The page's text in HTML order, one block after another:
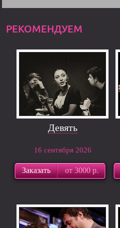
РЕКОМЕНДУЕМ
Девять
16 сентября 2026
Заказать от 3000 р.